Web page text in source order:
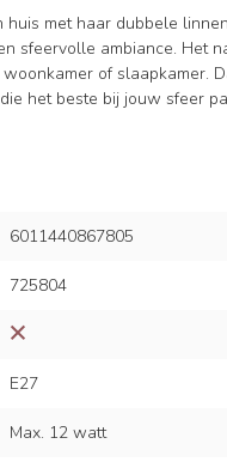
met haar dubbele
sfeervolle ambiance. Het
of slaapkamer.
het beste bij jouw sfeer
6011440867805
725804
E27
Max. 12 watt